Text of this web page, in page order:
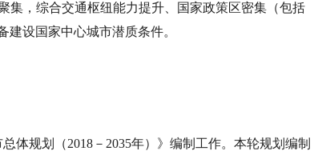
集，综合交通枢纽能力提升、国家政策区密集（包括
设国家中心城市潜质条件。
体规划（2018－2035年）》编制工作。本轮规划编制